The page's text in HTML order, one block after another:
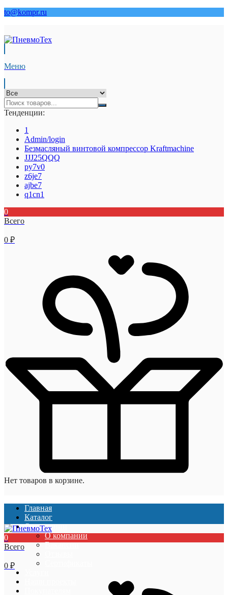
to@kompr.ru
Меню
Тенденции:
1
Admin/login
Безмасляный винтовой компрессор Kraftmaсhine
JJJ25QQQ
py7v0
z6je7
ajbe7
q1cn1
0
Всего
0 ₽
Нет товаров в корзине.
Главная
Каталог
О компании
О компании
Вакансии
0
Всего
0 ₽